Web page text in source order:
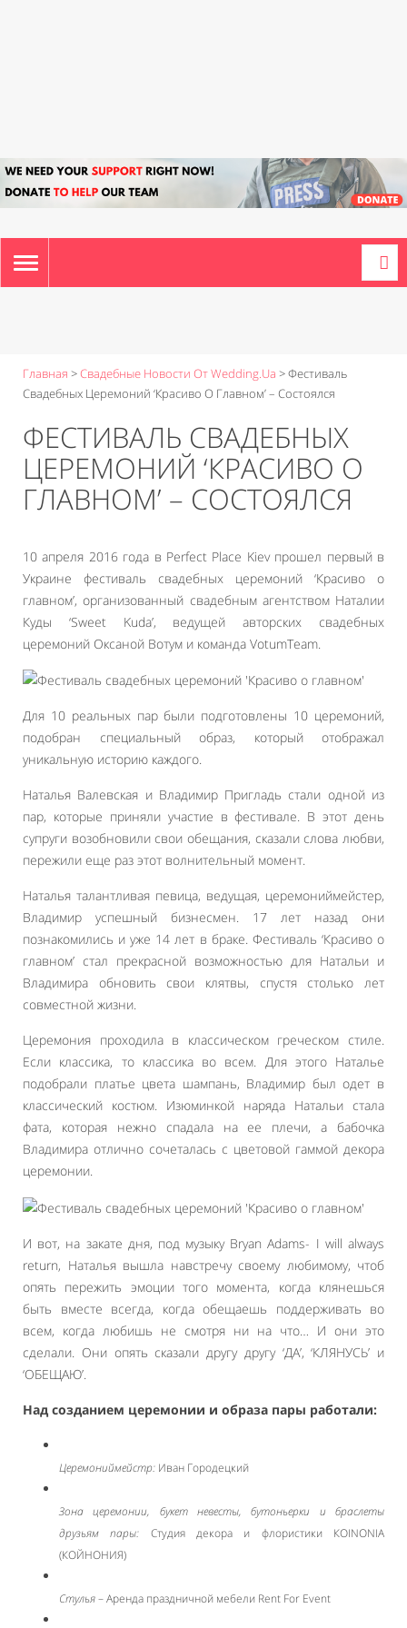
TOGGLE
NAVIGATION
Главная >Свадебные Новости От Wedding.ua >Фестиваль
Свадебных Церемоний ‘Красиво О Главном’ – Состоялся
ФЕСТИВАЛЬ СВАДЕБНЫХ
ЦЕРЕМОНИЙ ‘КРАСИВО О
ГЛАВНОМ’ – СОСТОЯЛСЯ
10 апреля 2016 года в Perfect Place Kiev прошел первый в
Украине фестиваль свадебных церемоний ‘Красиво о
главном’, организованный свадебным агентством Наталии
Куды ‘Sweet Kuda’, ведущей авторских свадебных
церемоний Оксаной Вотум и команда VotumTeam.
Для 10 реальных пар были подготовлены 10 церемоний,
подобран специальный образ, который отображал
уникальную историю каждого.
Наталья Валевская и Владимир Пригладь стали одной из
пар, которые приняли участие в фестивале. В этот день
супруги возобновили свои обещания, сказали слова любви,
пережили еще раз этот волнительный момент.
Наталья талантливая певица, ведущая, церемониймейстер,
Владимир успешный бизнесмен. 17 лет назад они
познакомились и уже 14 лет в браке. Фестиваль ‘Красиво о
главном’ стал прекрасной возможностью для Натальи и
Владимира обновить свои клятвы, спустя столько лет
совместной жизни.
Церемония проходила в классическом греческом стиле.
Если классика, то классика во всем. Для этого Наталье
подобрали платье цвета шампань, Владимир был одет в
классический костюм. Изюминкой наряда Натальи стала
фата, которая нежно спадала на ее плечи, а бабочка
Владимира отлично сочеталась с цветовой гаммой декора
церемонии.
И вот, на закате дня, под музыку Bryan Adams- I will always
return, Наталья вышла навстречу своему любимому, чтоб
опять пережить эмоции того момента, когда клянешься
быть вместе всегда, когда обещаешь поддерживать во
всем, когда любишь не смотря ни на что… И они это
сделали. Они опять сказали другу другу ‘ДА’, ‘КЛЯНУСЬ’ и
‘ОБЕЩАЮ’.
Над созданием церемонии и образа пары работали:
Церемониймейстр: Иван Городецкий
Зона церемонии, букет невесты, бутоньерки и браслеты
друзьям пары: Студия декора и флористики КOINONIA
(КОЙНОНИЯ)
Стулья– Аренда праздничной мебели Rent For Event